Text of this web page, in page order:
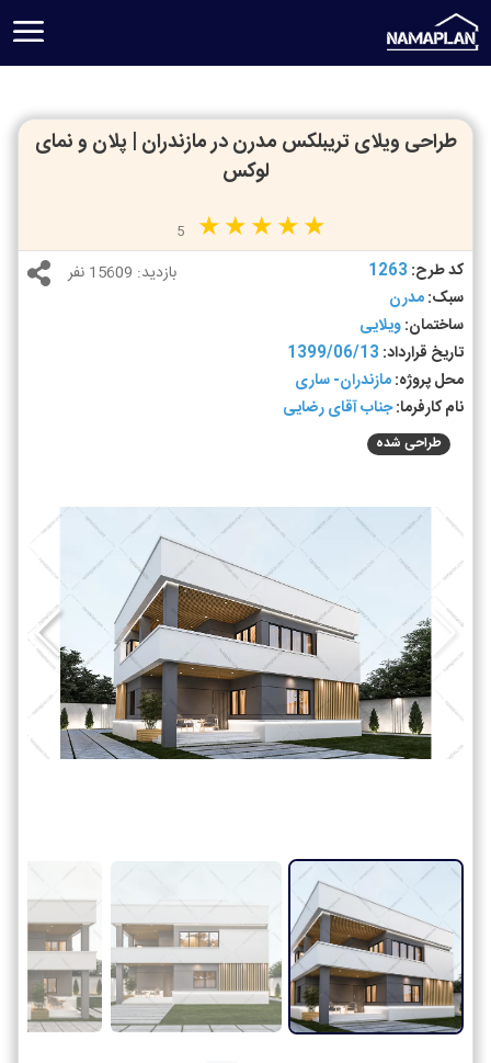
طراحی ویلای تریبلکس مدرن در مازندران | پلان و نمای
لوکس
5
کد طرح: 1263
سبک:مدرن
ساختمان:ویلایی
تاریخ قرارداد: 1399/06/13
محل پروژه:مازندران- ساری
نام کارفرما:جناب آقای رضایی
بازدید: 15609 نفر
طراحی شده